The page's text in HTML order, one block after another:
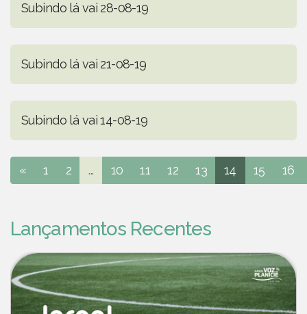
Subindo lá vai 28-08-19
Subindo lá vai 21-08-19
Subindo lá vai 14-08-19
« 1 2 ... 10 11 12 13 14 15 16
Lançamentos Recentes